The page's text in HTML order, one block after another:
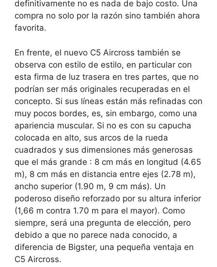
definitivamente no es nada de bajo costo. Una
compra no solo por la razón sino también ahora
favorita.
En frente, el nuevo C5 Aircross también se
observa con estilo de estilo, en particular con
esta firma de luz trasera en tres partes, que no
podrían ser más originales recuperadas en el
concepto. Si sus líneas están más refinadas con
muy pocos bordes, es, sin embargo, como una
apariencia muscular. Si no es con su capucha
colocada en alto, sus arcos de la rueda
cuadrados y sus dimensiones más generosas
que el más grande : 8 cm más en longitud (4.65
m), 8 cm más en distancia entre ejes (2.78 m),
ancho superior (1.90 m, 9 cm más). Un
poderoso diseño reforzado por su altura inferior
(1,66 m contra 1.70 m para el mayor). Como
siempre, será una pregunta de elección, pero
debido a que no parece nada conocido, a
diferencia de Bigster, una pequeña ventaja en
C5 Aircross.